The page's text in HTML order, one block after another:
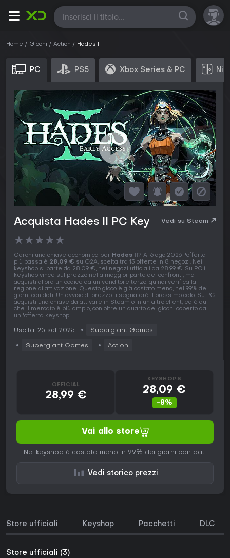
Tutte
Home Giochi Action Hades II
PC PS5 Xbox Series & PC
Acquista Hades II PC Key Vedi su Steam
★★★★★
Cerchi una chiave economica per Hades II? Al 6 ago 2026 l'offerta
più bassa è 28,09 € su G2A, scelta tra 13 offerte in 8 negozi. Nei
keyshop si parte da 28,09 €, nei negozi ufficiali da 28,99 €. Su PC il
keyshop vince sul prezzo nella maggior parte dei confronti, ma
acquisti allora un codice da un venditore terzo, quindi verifica la
regione di attivazione. Questo gioco è già costato meno, nel 99% dei
giorni con dati. Un avviso di prezzo ti segnalerà il prossimo calo. Su PC
acquisti una chiave da attivare in Steam o in un altro client, ed è qui
che il mercato è più ampio, con oltre un quarto dei giochi coperto da
un''offerta keyshop.
Uscita: 25 set 2025 Supergiant Games
Supergiant Games Action
OFFICIAL
28,99 €
KEYSHOPS
28,09 €
-8%
Vai allo store
Nei keyshop è costato meno in 99% dei giorni con dati.
Vedi storico prezzi
Store ufficiali Keyshop Pacchetti DLC
Store ufficiali (3)